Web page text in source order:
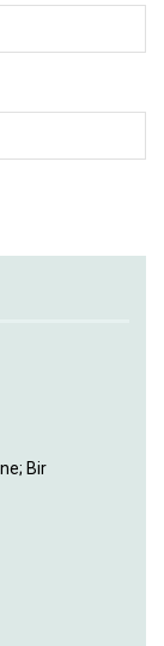
Bir